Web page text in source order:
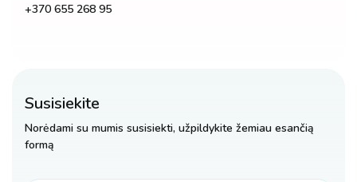
+370 655 268 95
Susisiekite
Norėdami su mumis susisiekti, užpildykite žemiau esančią
formą